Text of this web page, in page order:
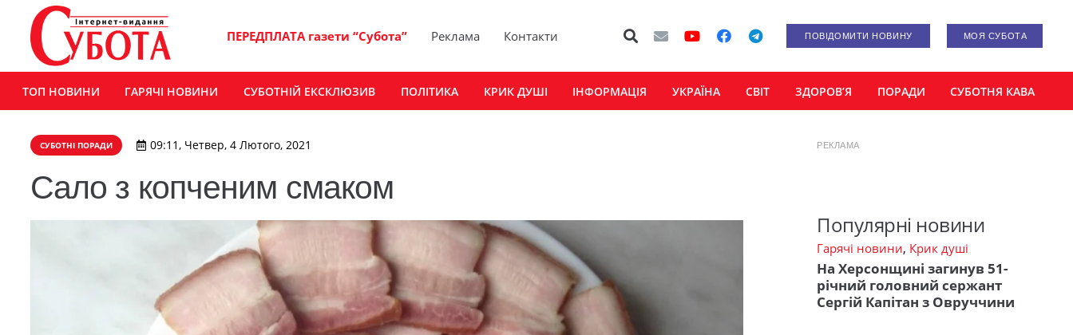
ПЕРЕДПЛАТА газети “Субота” Реклама Контакти ПОВІДОМИТИ НОВИНУ МОЯ СУБОТА
ТОП НОВИНИ ГАРЯЧІ НОВИНИ СУБОТНІЙ ЕКСКЛЮЗИВ ПОЛІТИКА КРИК ДУШІ ІНФОРМАЦІЯ УКРАЇНА СВІТ ЗДОРОВ’Я ПОРАДИ СУБОТНЯ КАВА
СУБОТНІ ПОРАДИ 09:11, Четвер, 4 Лютого, 2021
Сало з копченим смаком
РЕКЛАМА
Популярні новини
Гарячі новини, Крик душі
На Херсонщині загинув 51-
річний головний сержант
Сергій Капітан з Овруччини